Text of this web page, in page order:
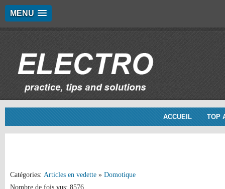
MENU
ACCUEIL TOP
Catégories: Articles en vedette » Domotique
Nombre de fois vus: 8576